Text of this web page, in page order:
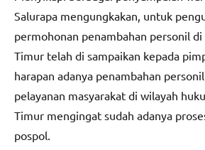
Salurapa mengungkakan, untuk
permohonan penambahan personil di
Timur telah di sampaikan kepada
harapan adanya penambahan
pelayanan masyarakat di wilayah
Timur mengingat sudah adanya
pospol.